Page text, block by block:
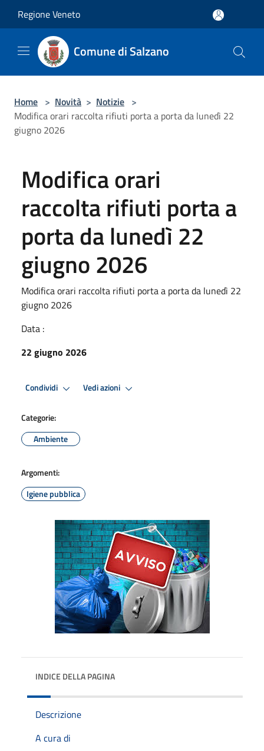
Regione Veneto
Comune di Salzano
Home > Novità > Notizie >
Modifica orari raccolta rifiuti porta a porta da lunedì 22
giugno 2026
Modifica orari
raccolta rifiuti porta a
porta da lunedì 22
giugno 2026
Modifica orari raccolta rifiuti porta a porta da lunedì 22
giugno 2026
Data :
22 giugno 2026
Condividi Vedi azioni
Categorie:
Ambiente
Argomenti:
Igiene pubblica
INDICE DELLA PAGINA
Descrizione
A cura di